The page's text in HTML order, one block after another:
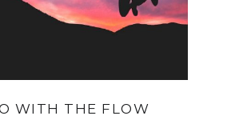
WITH THE FLOW